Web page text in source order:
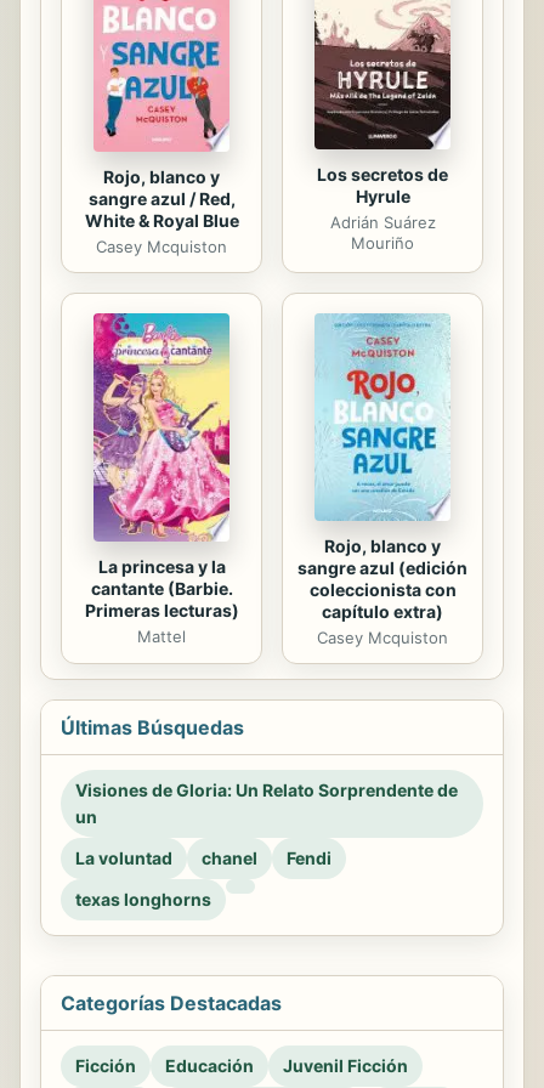
duda nos sorprende. No se entiende
que se pasen horas ante una
pantalla de televisión, un ordenador
o un teléfono ...
Rojo, blanco y
sangre azul / Red,
White & Royal Blue
Casey Mcquiston
Los secretos de
Hyrule
Adrián Suárez
Mouriño
La princesa y la
cantante (Barbie.
Primeras lecturas)
Mattel
Rojo, blanco y
sangre azul (edición
coleccionista con
capítulo extra)
Casey Mcquiston
Últimas Búsquedas
Visiones de Gloria: Un Relato Sorprendente de
un
La voluntad
chanel
Fendi
texas longhorns
Categorías Destacadas
Ficción Educación Juvenil Ficción